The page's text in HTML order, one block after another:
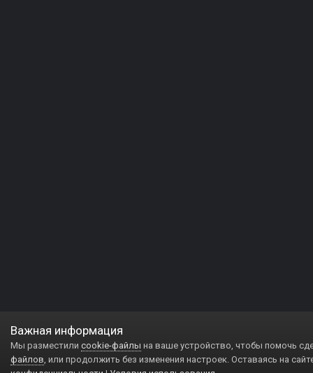
Важная информация
Мы разместили cookie-файлы на ваше устройство, чтобы помочь
файлов, или продолжить без изменения настроек. Оставаясь на